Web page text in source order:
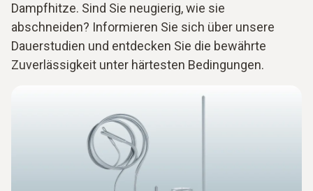
Dampfhitze. Sind Sie neugierig, wie sie
abschneiden? Informieren Sie sich über unsere
Dauerstudien und entdecken Sie die bewährte
Zuverlässigkeit unter härtesten Bedingungen.